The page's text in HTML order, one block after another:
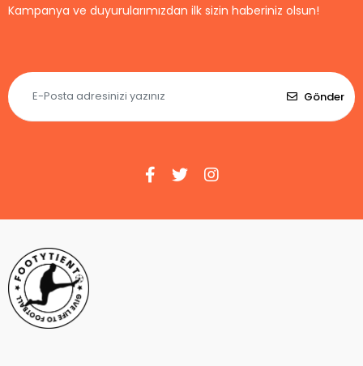
Kampanya ve duyurularımızdan ilk sizin haberiniz olsun!
Gönder